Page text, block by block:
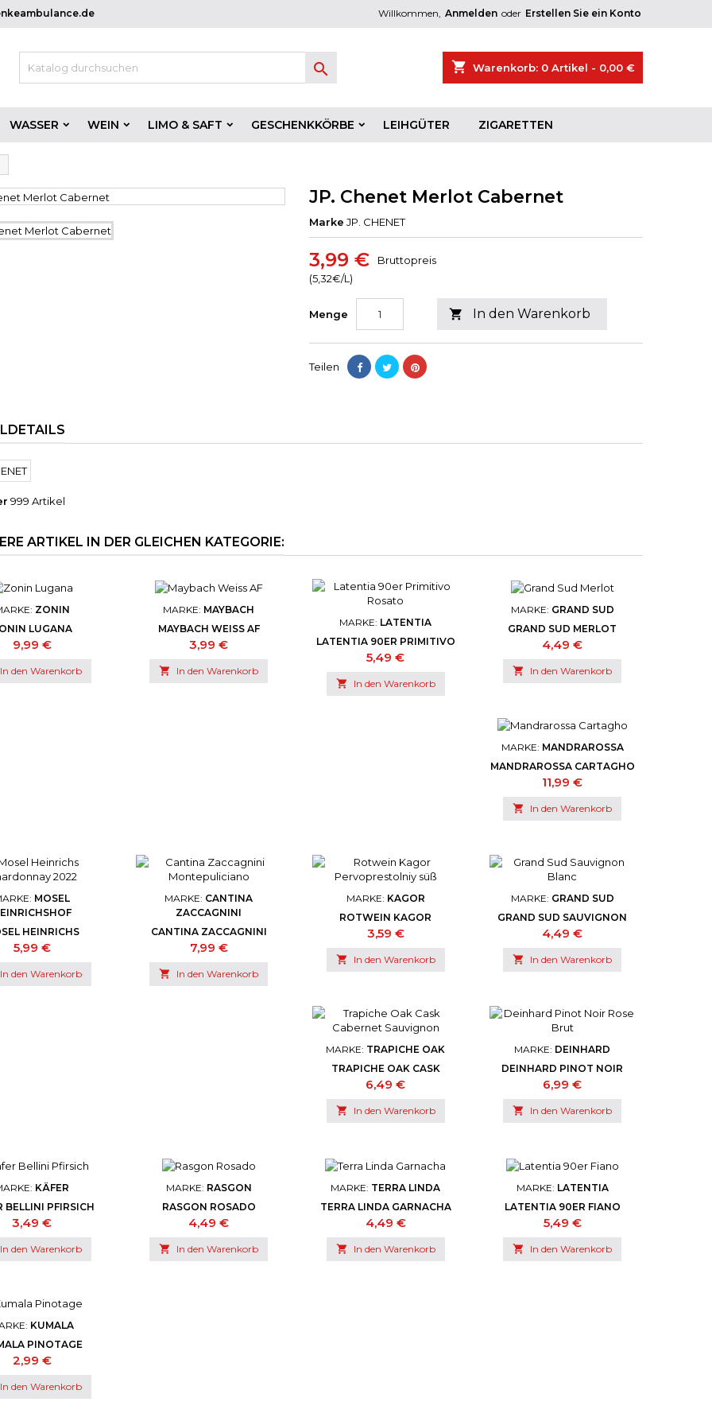
Willkommen, Anmelden oder Erstellen Sie ein Konto
shopping_cart Warenkorb: 0 Artikel - 0,00 €

WASSER WEIN LIMO & SAFT GESCHENKKÖRBE LEIHGÜTER ZIGARETTEN
JP. Chenet Merlot Cabernet
Marke JP. CHENET
3,99 €
(5,32€/L)
Bruttopreis
Menge  In den Warenkorb
Teilen
999 Artikel
ARTIKEL IN DER GLEICHEN KATEGORIE:
ZONIN
LUGANA
Preis
9,99 €
In den Warenkorb
MARKE: MAYBACH
MAYBACH WEISS AF
Preis
3,99 €
 In den Warenkorb
MARKE: LATENTIA
LATENTIA 90ER PRIMITIVO
ROSATO
Preis
5,49 €
 In den Warenkorb
MARKE: GRAND SUD
GRAND SUD MERLOT
Preis
4,49 €
 In den Warenkorb
MARKE: MANDRAROSSA
MANDRAROSSA CARTAGHO
Preis
11,99 €
 In den Warenkorb
MOSEL
HEINRICHS
2022
Preis
5,99 €
In den Warenkorb
MARKE: CANTINA
ZACCAGNINI
CANTINA ZACCAGNINI
MONTEPULICIANO
Preis
7,99 €
 In den Warenkorb
MARKE: KAGOR
ROTWEIN KAGOR
PERVOPRESTOLNIY SÜSS
Preis
3,59 €
 In den Warenkorb
MARKE: GRAND SUD
GRAND SUD SAUVIGNON
BLANC
Preis
4,49 €
 In den Warenkorb
MARKE: TRAPICHE OAK
TRAPICHE OAK CASK
CABERNET SAUVIGNON
Preis
6,49 €
 In den Warenkorb
MARKE: DEINHARD
DEINHARD PINOT NOIR
ROSE BRUT
Preis
6,99 €
 In den Warenkorb
KÄFER
BELLINI PFIRSICH
Preis
3,49 €
In den Warenkorb
MARKE: RASGON
RASGON ROSADO
Preis
4,49 €
 In den Warenkorb
MARKE: TERRA LINDA
TERRA LINDA GARNACHA
Preis
4,49 €
 In den Warenkorb
MARKE: LATENTIA
LATENTIA 90ER FIANO
Preis
5,49 €
 In den Warenkorb
KUMALA
PINOTAGE
Preis
2,99 €
In den Warenkorb